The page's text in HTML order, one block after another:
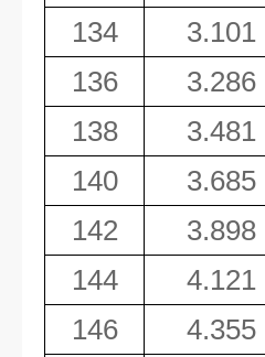
134
3.101
136
3.286
138
3.481
140
3.685
142
3.898
144
4.121
146
4.355